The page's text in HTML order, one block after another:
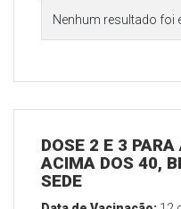
Nenhum resultado foi
DOSE 2 E 3
ACIMA DOS 40,
SEDE